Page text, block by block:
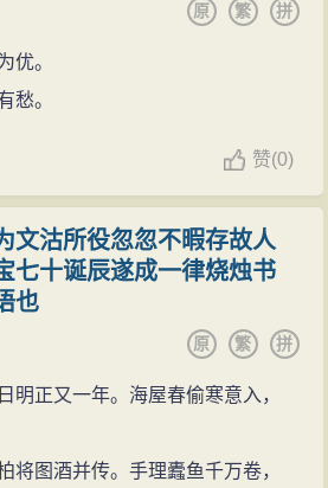
拼
繁
原
优。
愁。
赞(0)
文沽所役忽忽不暇存故人
七十诞辰遂成一律烧烛书
也
拼
繁
原
明正又一年。海屋春偷寒意入，
将图酒并传。手理蠹鱼千万卷，